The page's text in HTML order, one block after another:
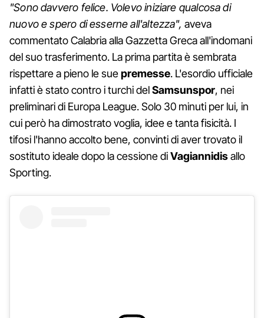
"Sono davvero felice. Volevo iniziare qualcosa di
nuovo e spero di esserne all'altezza", aveva
commentato Calabria alla Gazzetta Greca all'indomani
del suo trasferimento. La prima partita è sembrata
rispettare a pieno le suepremesse. L'esordio ufficiale
infatti è stato contro i turchi delSamsunspor, nei
preliminari di Europa League. Solo 30 minuti per lui, in
cui però ha dimostrato voglia, idee e tanta fisicità. I
tifosi l'hanno accolto bene, convinti di aver trovato il
sostituto ideale dopo la cessione diVagiannidisallo
Sporting.